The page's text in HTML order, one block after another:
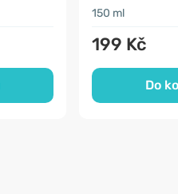
150 ml
199 Kč
Do